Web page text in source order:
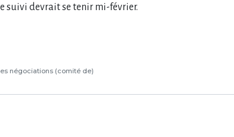
suivi devrait se tenir mi-février.
négociations (comité de)